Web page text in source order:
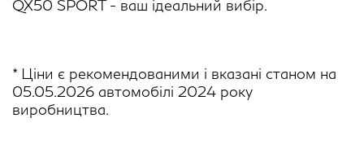
QX50 SPORT - ваш ідеальний вибір.
* Ціни є рекомендованими і вказані станом на
05.05.2026 автомобілі 2024 року
виробництва.